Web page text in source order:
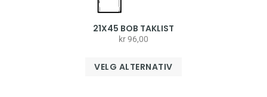
21X45 BOB TAKLIST
kr96,00
VELG ALTERNATIV